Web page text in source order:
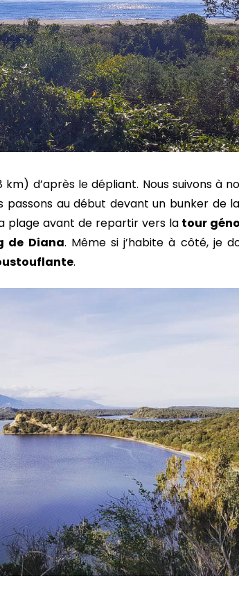
d’après le dépliant. Nous suivons à
passons au début devant un bunker de
plage avant de repartir vers latour
de Diana. Même si j’habite à côté, je
.